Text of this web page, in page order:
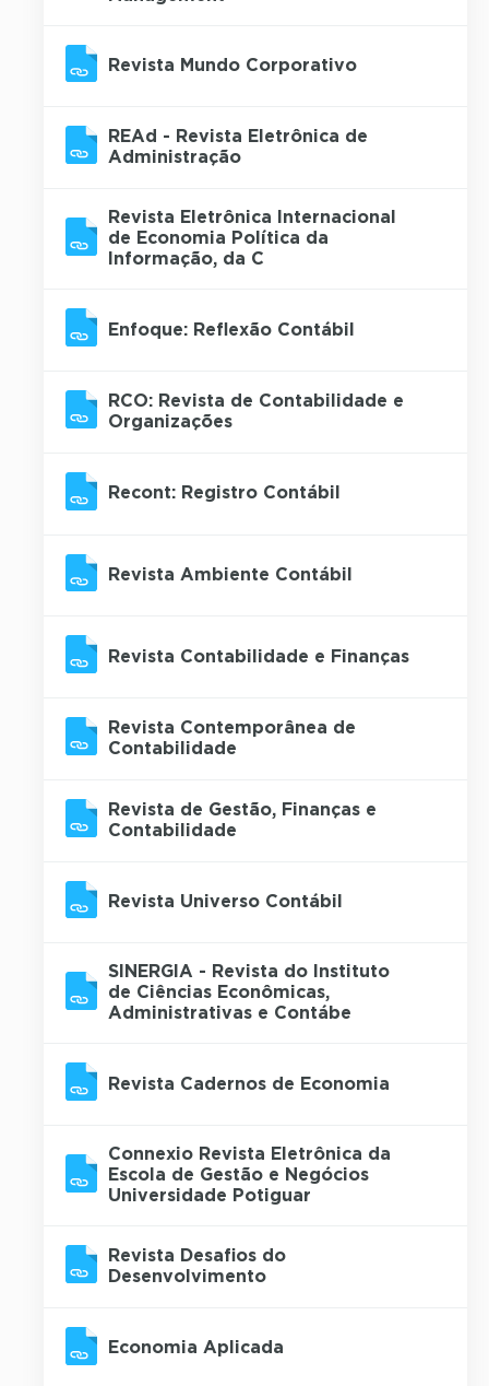
Revista Mundo Corporativo
REAd - Revista Eletrônica de
Administração
Revista Eletrônica Internacional
de Economia Política da
Informação, da C
Enfoque: Reflexão Contábil
RCO: Revista de Contabilidade e
Organizações
Recont: Registro Contábil
Revista Ambiente Contábil
Revista Contabilidade e Finanças
Revista Contemporânea de
Contabilidade
Revista de Gestão, Finanças e
Contabilidade
Revista Universo Contábil
SINERGIA - Revista do Instituto
de Ciências Econômicas,
Administrativas e Contábe
Revista Cadernos de Economia
Connexio Revista Eletrônica da
Escola de Gestão e Negócios
Universidade Potiguar
Revista Desafios do
Desenvolvimento
Economia Aplicada